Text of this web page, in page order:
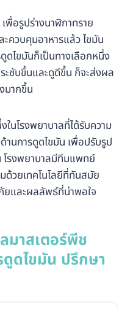
พื่อรูปร่างนาฬิกาทราย
ควบคุมอาหารแล้ว ไขมัน
ไขมันก็เป็นทางเลือกหนึ่ง
ะชับขึ้นและดูดีขึ้น ก็จะส่งผล
มากขึ้น
นโรงพยาบาลที่ได้รับความ
านการดูดไขมัน เพื่อปรับรูป
โรงพยาบาลมีทีมแพทย์
ด้วยเทคโนโลยีที่ทันสมัย
ยและผลลัพธ์ที่น่าพอใจ
มาสเตอร์พีช
ดไขมัน ปรึกษา